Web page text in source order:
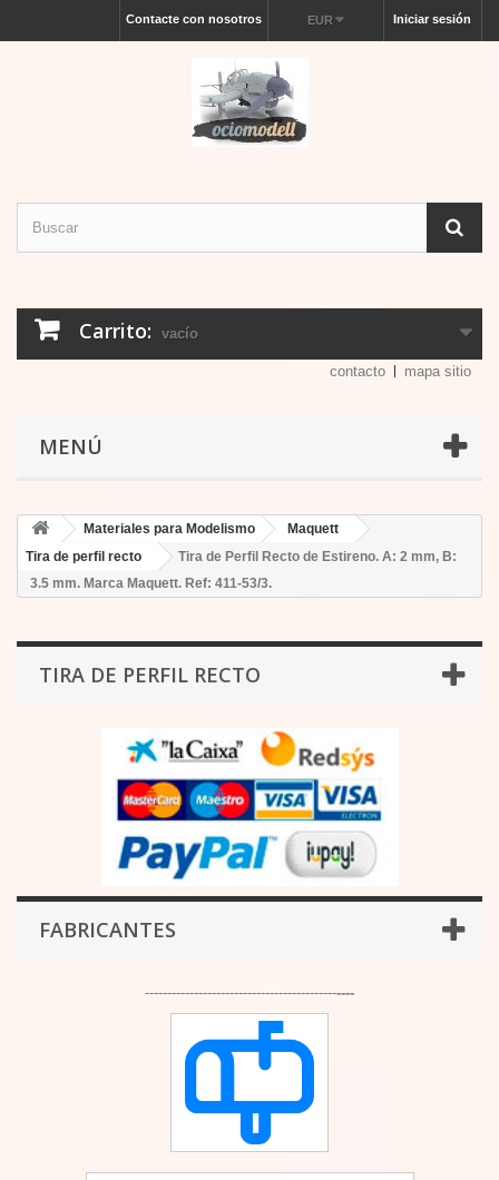
Iniciar sesión
EUR
Contacte con nosotros
Carrito: vacío
contacto mapa sitio
MENÚ
Materiales para Modelismo
Maquett
Tira de perfil recto
Tira de Perfil Recto de Estireno. A: 2 mm, B:
3.5 mm. Marca Maquett. Ref: 411-53/3.
TIRA DE PERFIL RECTO
FABRICANTES
-----------------------------------------------